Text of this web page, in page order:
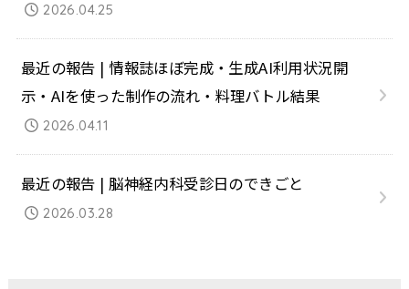
2026.04.25
最近の報告 | 情報誌ほぼ完成・生成AI利用状況開
示・AIを使った制作の流れ・料理バトル結果
2026.04.11
最近の報告 | 脳神経内科受診日のできごと
2026.03.28